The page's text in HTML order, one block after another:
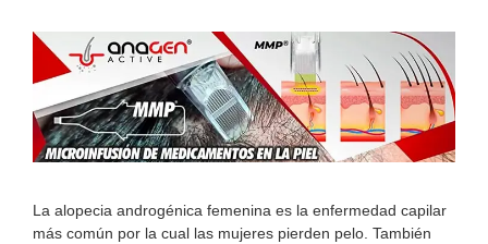
La alopecia androgénica femenina es la enfermedad capilar
más común por la cual las mujeres pierden pelo. También